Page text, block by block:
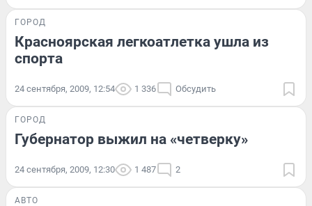
ГОРОД
Красноярская легкоатлетка ушла из
спорта
24 сентября, 2009, 12:54 1 336 Обсудить
ГОРОД
Губернатор выжил на «четверку»
24 сентября, 2009, 12:30 1 487 2
АВТО